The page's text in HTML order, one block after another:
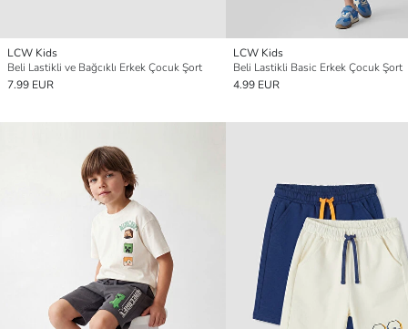
LCW Kids
Beli Lastikli ve Bağcıklı Erkek Çocuk Şort
7.99 EUR
LCW Kids
Beli Lastikli Basic Erkek Çocuk Şort
4.99 EUR